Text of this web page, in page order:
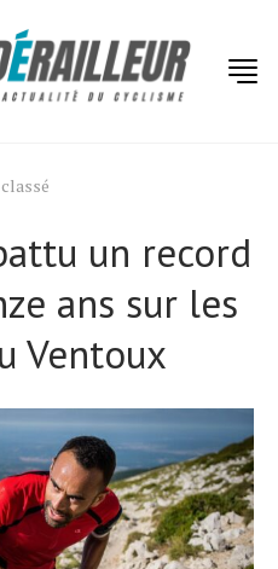
un record
ans sur les
Ventoux